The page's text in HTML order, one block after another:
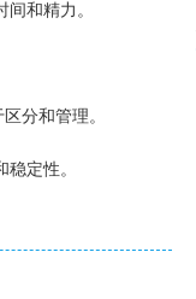
和精力。
分和管理。
定性。